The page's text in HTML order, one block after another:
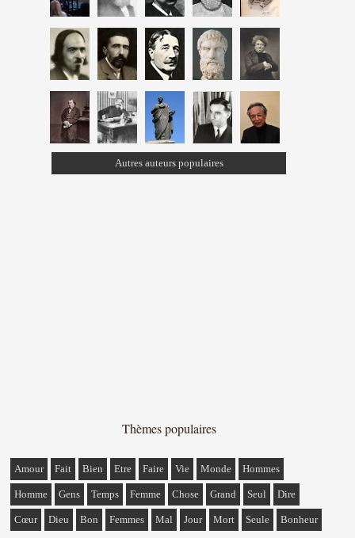
Autres auteurs populaires
Thèmes populaires
Amour Fait Bien Etre Faire Vie Monde Hommes
Homme Gens Temps Femme Chose Grand Seul Dire
Cœur Dieu Bon Femmes Mal Jour Mort Seule Bonheur